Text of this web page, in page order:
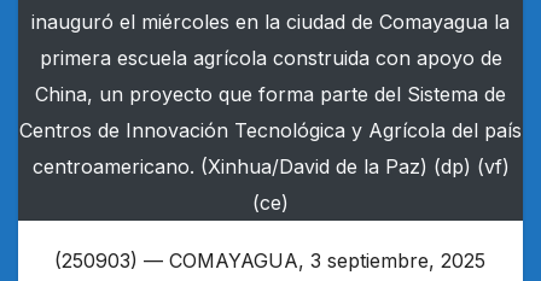
inauguró el miércoles en la ciudad de Comayagua la
primera escuela agrícola construida con apoyo de
China, un proyecto que forma parte del Sistema de
Centros de Innovación Tecnológica y Agrícola del país
centroamericano. (Xinhua/David de la Paz) (dp) (vf)
(ce)
(250903) — COMAYAGUA, 3 septiembre, 2025